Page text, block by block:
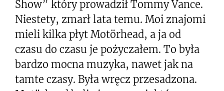
Show” który prowadził Tommy Vance.
Niestety, zmarł lata temu. Moi znajomi
mieli kilka płyt Motörhead, a ja od
czasu do czasu je pożyczałem. To była
bardzo mocna muzyka, nawet jak na
tamte czasy. Była wręcz przesadzona.